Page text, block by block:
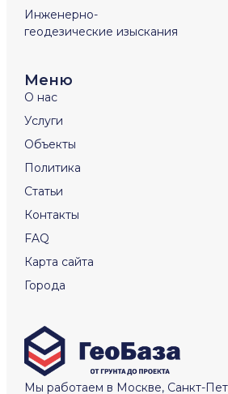
Мы работаем в Москве, Санкт-
Инженерно-
геодезические изыскания
Меню
О нас
Услуги
Объекты
Политика
Статьи
Контакты
FAQ
Карта сайта
Города